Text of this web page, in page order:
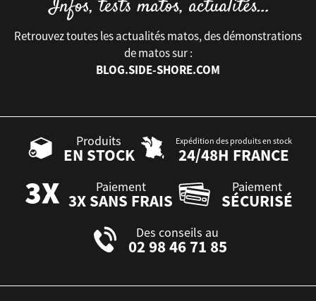
Retrouvez toutes les actualités matos, des démonstrations
de matos sur :
BLOG.SIDE-SHORE.COM
Produits
EN STOCK
Expédition des produits en stock
24/48H FRANCE
Paiement
3X SANS FRAIS
Paiement
SÉCURISÉ
Des conseils au
02 98 46 71 85